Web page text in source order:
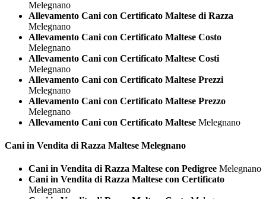
Melegnano
Allevamento Cani con Certificato Maltese di Razza
Melegnano
Allevamento Cani con Certificato Maltese Costo
Melegnano
Allevamento Cani con Certificato Maltese Costi
Melegnano
Allevamento Cani con Certificato Maltese Prezzi
Melegnano
Allevamento Cani con Certificato Maltese Prezzo
Melegnano
Allevamento Cani con Certificato Maltese Melegnano
Cani in Vendita di Razza Maltese Melegnano
Cani in Vendita di Razza Maltese con Pedigree Melegnano
Cani in Vendita di Razza Maltese con Certificato
Melegnano